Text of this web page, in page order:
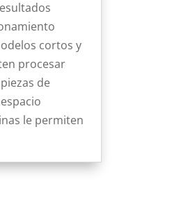
cortos y
procesar
de
le permiten